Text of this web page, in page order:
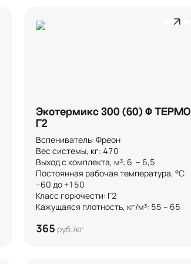
Экотермикс 300 (60) Ф ТЕРМО
Г2
Вспениватель: Фреон
Вес системы, кг: 470
Выход с комплекта, м³: 6  – 6,5
Постоянная рабочая температура, °C:
–60 до +150
Класс горючести: Г2
Кажущаяся плотность, кг/м³: 55 – 65
365 руб./кг